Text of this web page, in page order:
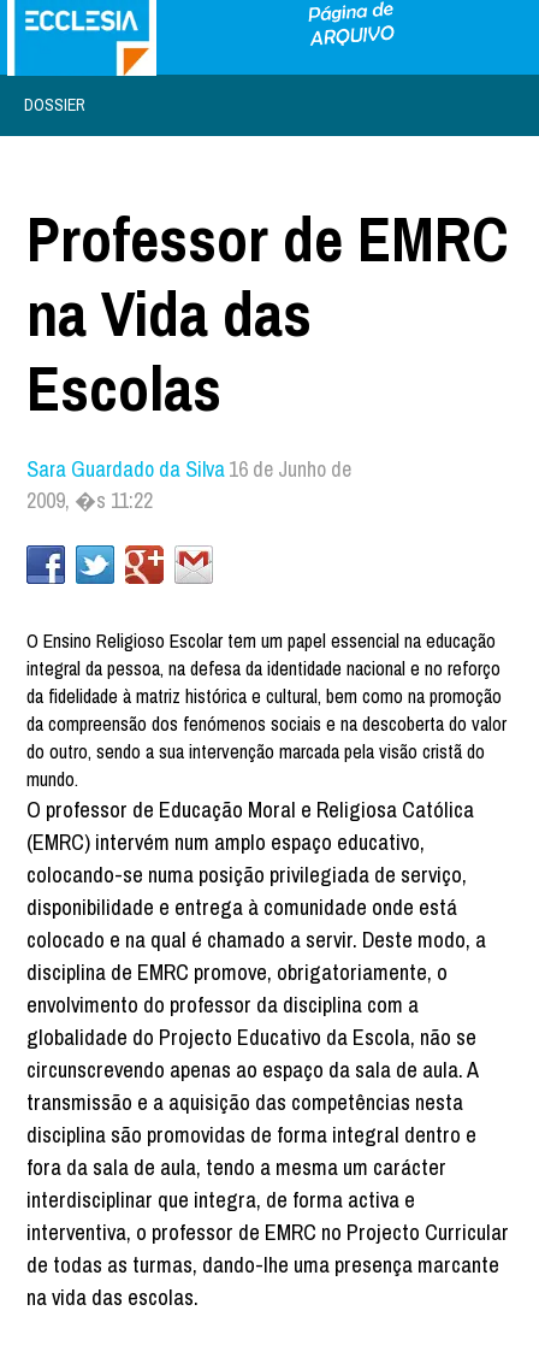
DOSSIER
Professor de EMRC
na Vida das
Escolas
Sara Guardado da Silva16 de Junho de
2009, �s 11:22
O Ensino Religioso Escolar tem um papel essencial na educação
integral da pessoa, na defesa da identidade nacional e no reforço
da fidelidade à matriz histórica e cultural, bem como na promoção
da compreensão dos fenómenos sociais e na descoberta do valor
do outro, sendo a sua intervenção marcada pela visão cristã do
mundo.
O professor de Educação Moral e Religiosa Católica
(EMRC) intervém num amplo espaço educativo,
colocando-se numa posição privilegiada de serviço,
disponibilidade e entrega à comunidade onde está
colocado e na qual é chamado a servir. Deste modo, a
disciplina de EMRC promove, obrigatoriamente, o
envolvimento do professor da disciplina com a
globalidade do Projecto Educativo da Escola, não se
circunscrevendo apenas ao espaço da sala de aula. A
transmissão e a aquisição das competências nesta
disciplina são promovidas de forma integral dentro e
fora da sala de aula, tendo a mesma um carácter
interdisciplinar que integra, de forma activa e
interventiva, o professor de EMRC no Projecto Curricular
de todas as turmas, dando-lhe uma presença marcante
na vida das escolas.